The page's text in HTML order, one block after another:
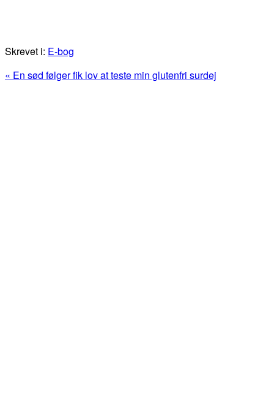
Skrevet i: E-bog
Previous
« En sød følger fik lov at teste min glutenfri surdej